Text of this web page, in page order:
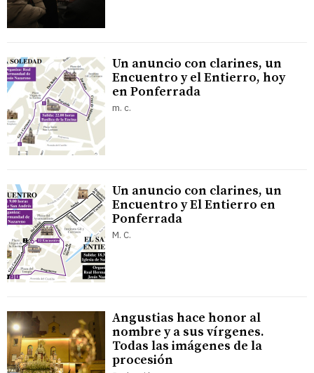
Un anuncio con clarines, un
Encuentro y el Entierro, hoy
en Ponferrada
m. c.
Un anuncio con clarines, un
Encuentro y El Entierro en
Ponferrada
M. C.
Angustias hace honor al
nombre y a sus vírgenes.
Todas las imágenes de la
procesión